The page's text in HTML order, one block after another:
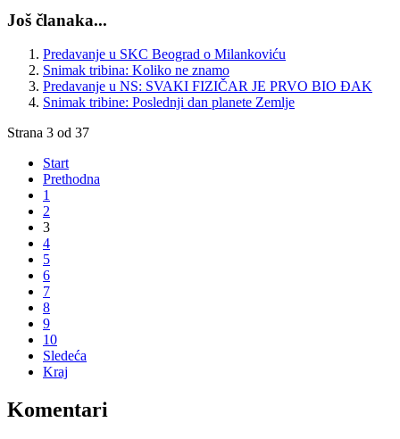
Još članaka...
Predavanje u SKC Beograd o Milankoviću
Snimak tribina: Koliko ne znamo
Predavanje u NS: SVAKI FIZIČAR JE PRVO BIO ĐAK
Snimak tribine: Poslednji dan planete Zemlje
Strana 3 od 37
Start
Prethodna
1
2
3
4
5
6
7
8
9
10
Sledeća
Kraj
Komentari